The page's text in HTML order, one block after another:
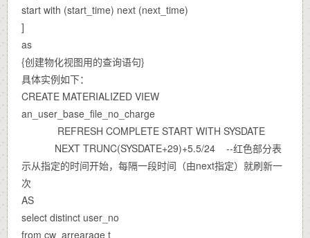
start with (start_time) next (next_time)
]
as
{创建物化视图用的查询语句}
具体实例如下：
CREATE MATERIALIZED VIEW
an_user_base_file_no_charge
REFRESH COMPLETE START WITH SYSDATE
NEXT TRUNC(SYSDATE+29)+5.5/24 --红色部分表
示从指定的时间开始，每隔一段时间（由next指定）就刷新一
次
AS
select distinct user_no
from cw_arrearage t